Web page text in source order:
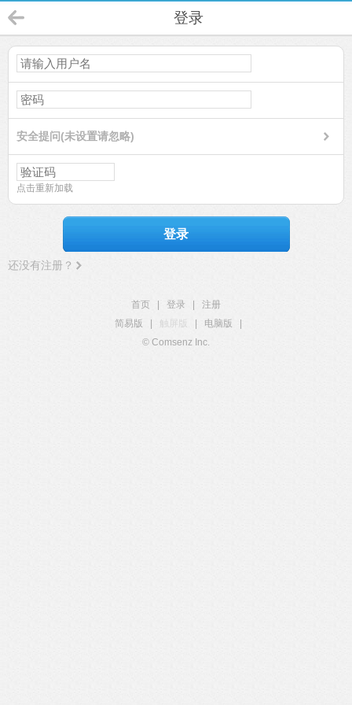
登录
安全提问(未设置请忽略)
点击重新加载
登录
还没有注册？
首页 登录
注册
简易版
触屏版 电脑版
© Comsenz Inc.